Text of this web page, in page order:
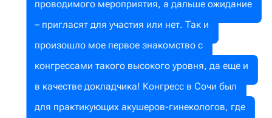
проводимого мероприятия, а дальше ожидание
– пригласят для участия или нет. Так и
произошло мое первое знакомство с
конгрессами такого высокого уровня, да еще и
в качестве докладчика! Конгресс в Сочи был
для практикующих акушеров-гинекологов, где